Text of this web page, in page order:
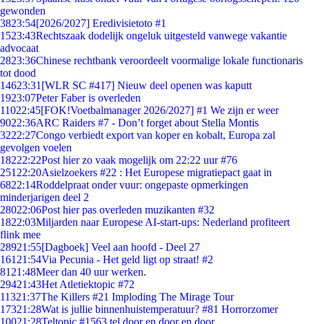
gewonden
3823:54[2026/2027] Eredivisietoto #1
1523:43Rechtszaak dodelijk ongeluk uitgesteld vanwege vakantie
advocaat
2823:36Chinese rechtbank veroordeelt voormalige lokale functionaris
tot dood
14623:31 [WLR SC #417] Nieuw deel openen was kaputt
1923:07Peter Faber is overleden
11022:45[FOK!Voetbalmanager 2026/2027] #1 We zijn er weer
9022:36ARC Raiders #7 - Don’t forget about Stella Montis
3222:27Congo verbiedt export van koper en kobalt, Europa zal
gevolgen voelen
18222:22Post hier zo vaak mogelijk om 22:22 uur #76
251 22:20Asielzoekers #22 : Het Europese migratiepact gaat in
6822:14Roddelpraat onder vuur: ongepaste opmerkingen
minderjarigen deel 2
28022:06Post hier pas overleden muzikanten #32
1822:03Miljarden naar Europese AI-start-ups: Nederland profiteert
flink mee
28921:55[Dagboek] Veel aan hoofd - Deel 27
161 21:54Via Pecunia - Het geld ligt op straat! #2
81 21:48Meer dan 40 uur werken.
29421:43Het Atletiektopic #72
11321:37The Killers #21 Imploding The Mirage Tour
17321:28Wat is jullie binnenhuistemperatuur? #81 Horrorzomer
10021:28Teltopic #1563 tel door en door en door....